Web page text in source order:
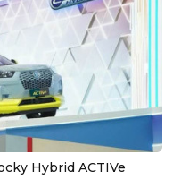
Hybrid ACTIVe